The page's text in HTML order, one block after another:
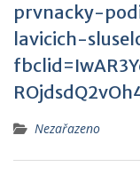
prvnacky-
lavicich-
Nezařazeno